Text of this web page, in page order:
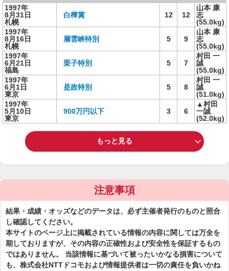
1997年
8月31日
札幌
白樺賞 12 12
山本 康
志
(55.0kg)
1997年
8月16日
札幌
層雲峡特別 5 9
山本 康
志
(55.0kg)
1997年
6月21日
福島
栗子特別 5 7
村田 一
誠
(55.0kg)
1997年
6月1日
東京
是政特別 5 8
村田 一
誠
(51.0kg)
1997年
5月10日
東京
900万円以下 3 6
▲村田
一誠
(52.0kg)
もっと見る
注意事項
結果・成績・オッズなどのデータは、必ず主催者発行のものと照合
し確認してください。
本サイトのページ上に掲載されている情報の内容に関しては万全を
期しておりますが、その内容の正確性および安全性を保証するもの
ではありません。 当該情報に基づいて被ったいかなる損害について
も、株式会社NTTドコモおよび情報提供者は一切の責任を負いかね